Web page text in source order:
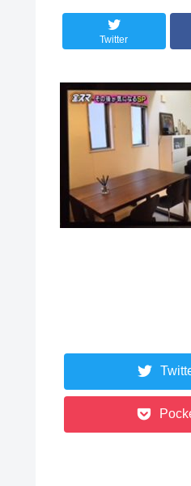
Twitter